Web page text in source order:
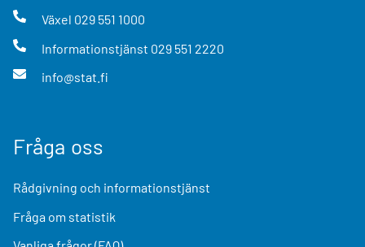
Växel 029 551 1000
Informationstjänst 029 551 2220
info@stat.fi
Fråga oss
Rådgivning och informationstjänst
Fråga om statistik